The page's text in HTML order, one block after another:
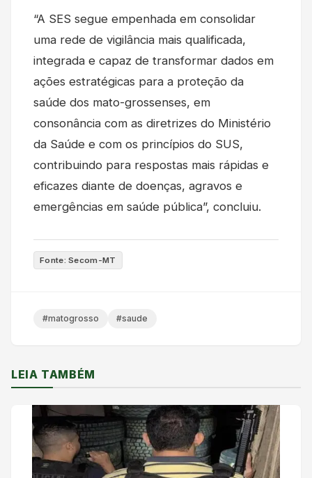
“A SES segue empenhada em consolidar
uma rede de vigilância mais qualificada,
integrada e capaz de transformar dados em
ações estratégicas para a proteção da
saúde dos mato-grossenses, em
consonância com as diretrizes do Ministério
da Saúde e com os princípios do SUS,
contribuindo para respostas mais rápidas e
eficazes diante de doenças, agravos e
emergências em saúde pública”, concluiu.
Fonte: Secom-MT
#matogrosso #saude
LEIA TAMBÉM